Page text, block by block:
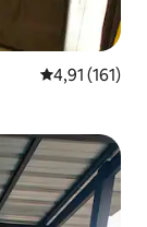
Gemiddelde
4,91 (161)